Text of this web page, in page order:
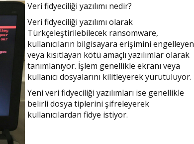
Veri fidyeciliği yazılımı nedir?
Veri fidyeciliği yazılımı olarak
Türkçeleştirilebilecek ransomware,
kullanıcıların bilgisayara erişimini engelleyen
veya kısıtlayan kötü amaçlı yazılımlar olarak
tanımlanıyor. İşlem genellikle ekranı veya
kullanıcı dosyalarını kilitleyerek yürütülüyor.
Yeni veri fidyeciliği yazılımları ise genellikle
belirli dosya tiplerini şifreleyerek
kullanıcılardan fidye istiyor.